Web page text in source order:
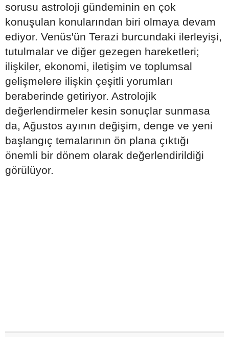
sorusu astroloji gündeminin en çok
konuşulan konularından biri olmaya devam
ediyor. Venüs'ün Terazi burcundaki ilerleyişi,
tutulmalar ve diğer gezegen hareketleri;
ilişkiler, ekonomi, iletişim ve toplumsal
gelişmelere ilişkin çeşitli yorumları
beraberinde getiriyor. Astrolojik
değerlendirmeler kesin sonuçlar sunmasa
da, Ağustos ayının değişim, denge ve yeni
başlangıç temalarının ön plana çıktığı
önemli bir dönem olarak değerlendirildiği
görülüyor.